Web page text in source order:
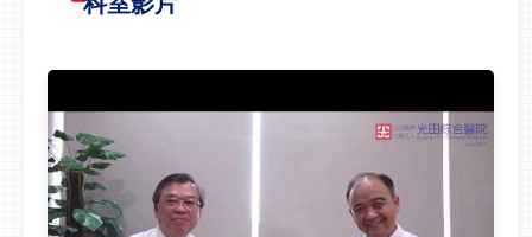
血意外發現柯萬盛指出，
病患者並非因血液問題就
因肺炎、尿道感染等其他
疾病住院時，透過例行抽
深入造血工廠 揪出問
位於肋骨、胸骨、脊柱、
和骨盆的骨頭裡；骨髓如
同我們吃雞肉咬碎雞骨
時，裡面暗紅色半固體的